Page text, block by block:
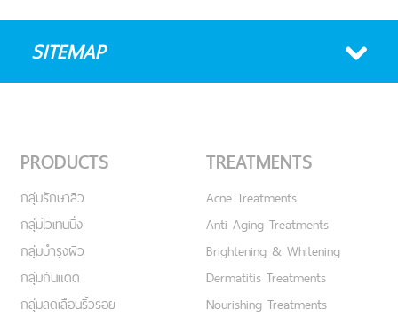
SITEMAP
PRODUCTS
กลุ่มรักษาสิว
กลุ่มไวเทนนิ่ง
กลุ่มบำรุงผิว
กลุ่มกันแดด
กลุ่มลดเลือนริ้วรอย
TREATMENTS
Acne Treatments
Anti Aging Treatments
Brightening & Whitening
Dermatitis Treatments
Nourishing Treatments